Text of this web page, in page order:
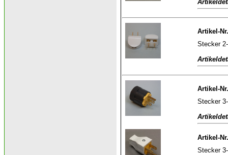
Artikel-
Stecker
Artikel-
Stecker
Artikel-
Stecker